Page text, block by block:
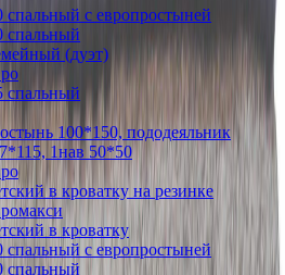
спальный с европростыней
спальный
(дуэт)
спальный
100*150, пододеяльник
1нав 50*50
в кроватку на резинке
в кроватку
спальный с европростыней
спальный